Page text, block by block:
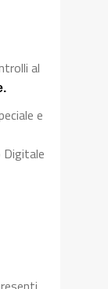
al
e
Digitale